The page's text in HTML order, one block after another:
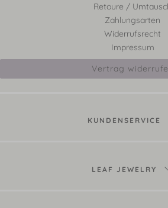
Retoure /
Zahlungsarten
Widerrufsrecht
Impressum
Vertrag
KUNDENSERVICE
LEAF JEWELRY